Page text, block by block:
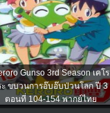
Gunso 3rd Season เคโร
ะ ขบวนการอ๊บอ๊บป่วนโลก ปี 3
ตอนที่ 104-154 พากย์ไทย